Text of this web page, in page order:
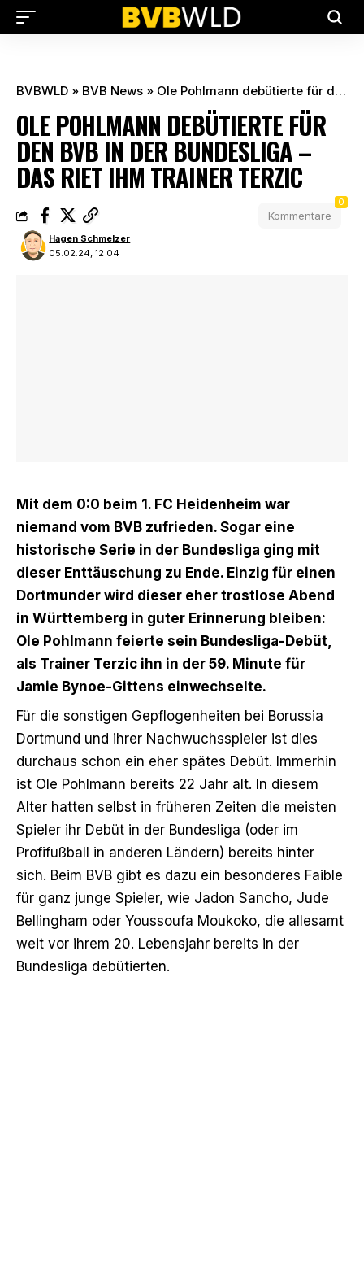
BVBWLD » BVB News » Ole Pohlmann debütierte für den BVB in der Bundesliga – das riet ihm Trainer Terzic
OLE POHLMANN DEBÜTIERTE FÜR
DEN BVB IN DER BUNDESLIGA –
DAS RIET IHM TRAINER TERZIC
05.02.24, 12:04
Hagen Schmelzer
Kommentare
0
Mit dem 0:0 beim 1. FC Heidenheim war
niemand vom BVB zufrieden. Sogar eine
historische Serie in der Bundesliga ging mit
dieser Enttäuschung zu Ende. Einzig für einen
Dortmunder wird dieser eher trostlose Abend
in Württemberg in guter Erinnerung bleiben:
Ole Pohlmann feierte sein Bundesliga-Debüt,
als Trainer Terzic ihn in der 59. Minute für
Jamie Bynoe-Gittens einwechselte.
Für die sonstigen Gepflogenheiten bei Borussia
Dortmund und ihrer Nachwuchsspieler ist dies
durchaus schon ein eher spätes Debüt. Immerhin
ist Ole Pohlmann bereits 22 Jahr alt. In diesem
Alter hatten selbst in früheren Zeiten die meisten
Spieler ihr Debüt in der Bundesliga (oder im
Profifußball in anderen Ländern) bereits hinter
sich. Beim BVB gibt es dazu ein besonderes Faible
für ganz junge Spieler, wie Jadon Sancho, Jude
Bellingham oder Youssoufa Moukoko, die allesamt
weit vor ihrem 20. Lebensjahr bereits in der
Bundesliga debütierten.